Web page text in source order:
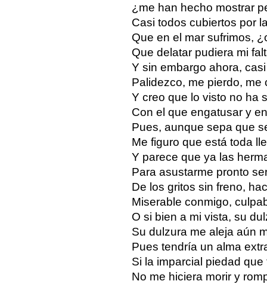
¿me han hecho mostrar
Casi todos cubiertos por
Que en el mar sufrimos,
Que delatar pudiera mi
Y sin embargo ahora,
Palidezco, me pierdo, me
Y creo que lo visto no ha
Con el que engatusar y
Pues, aunque sepa que
Me figuro que está toda
Y parece que ya las
Para asustarme pronto
De los gritos sin freno,
Miserable conmigo,
O si bien a mi vista, su
Su dulzura me aleja aún
Pues tendría un alma
Si la imparcial piedad
No me hiciera morir y